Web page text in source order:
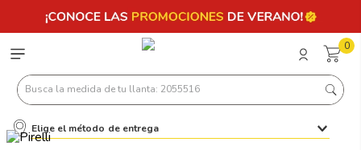
0
Busca la medida de tu llanta: 2055516
Elige el método de entrega
Términos más buscados